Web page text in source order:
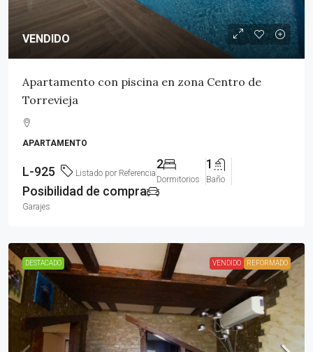
VENDIDO
Apartamento con piscina en zona Centro de
Torrevieja
APARTAMENTO
L-925 Listado por Referencia
2
Dormitorios
1
Baño
Posibilidad de compra
Garajes
DESTACADO VENDIDO REFORMADO